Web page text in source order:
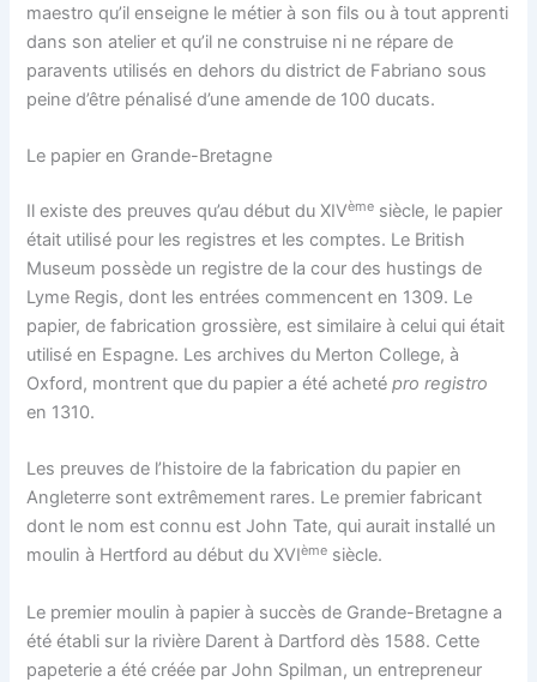
maestro qu’il enseigne le métier à son fils ou à tout apprenti
dans son atelier et qu’il ne construise ni ne répare de
paravents utilisés en dehors du district de Fabriano sous
peine d’être pénalisé d’une amende de 100 ducats.
Le papier en Grande-Bretagne
Il existe des preuves qu’au début du XIVème siècle, le papier
était utilisé pour les registres et les comptes. Le British
Museum possède un registre de la cour des hustings de
Lyme Regis, dont les entrées commencent en 1309. Le
papier, de fabrication grossière, est similaire à celui qui était
utilisé en Espagne. Les archives du Merton College, à
Oxford, montrent que du papier a été achetépro registro
en 1310.
Les preuves de l’histoire de la fabrication du papier en
Angleterre sont extrêmement rares. Le premier fabricant
dont le nom est connu est John Tate, qui aurait installé un
moulin à Hertford au début du XVIème siècle.
Le premier moulin à papier à succès de Grande-Bretagne a
été établi sur la rivière Darent à Dartford dès 1588. Cette
papeterie a été créée par John Spilman, un entrepreneur